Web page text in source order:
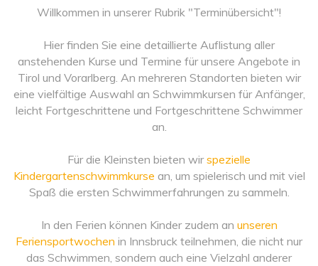
Willkommen in unserer Rubrik "Terminübersicht"!
Hier finden Sie eine detaillierte Auflistung aller
anstehenden Kurse und Termine für unsere Angebote in
Tirol und Vorarlberg. An mehreren Standorten bieten wir
eine vielfältige Auswahl an Schwimmkursen für Anfänger,
leicht Fortgeschrittene und Fortgeschrittene Schwimmer
an.
Für die Kleinsten bieten wirspezielle
Kindergartenschwimmkurse an, um spielerisch und mit viel
Spaß die ersten Schwimmerfahrungen zu sammeln.
In den Ferien können Kinder zudem an unseren
Feriensportwochen in Innsbruck teilnehmen, die nicht nur
das Schwimmen, sondern auch eine Vielzahl anderer